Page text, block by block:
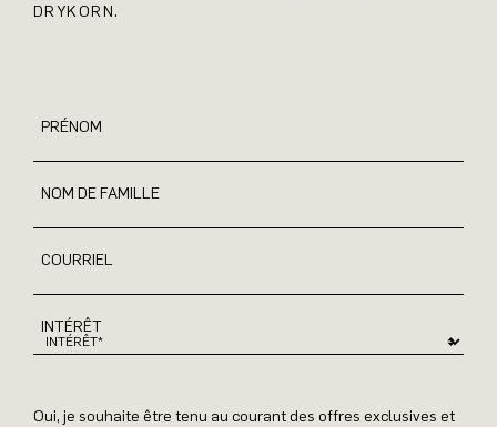
DRYKORN.
PRÉNOM
NOM DE FAMILLE
COURRIEL
INTÉRÊT
Oui, je souhaite être tenu au courant des offres exclusives et